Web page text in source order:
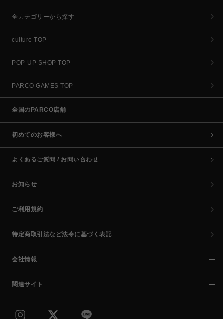
全カテゴリーから探す
culture TOP
POP-UP SHOP TOP
PARCO GAMES TOP
全国のPARCO店舗
初めてのお客様へ
よくあるご質問 / お問い合わせ
お知らせ
ご利用規約
特定商取引法など法令に基づく表記
会社情報
関連サイト